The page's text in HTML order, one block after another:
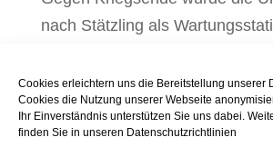
Cookies erleichtern uns die Bereitstellung unserer
Cookies die Nutzung unserer Webseite
Ihr Einverständnis unterstützen Sie uns dabei.
finden Sie in unseren Datenschutzrichtlinien
nach Stätzling als
umfunktioniert, die Fahrbahn
Derching und Augsburg-Ost
und Landebahn.